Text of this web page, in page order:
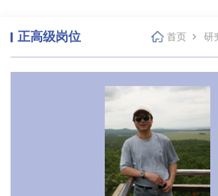
正高级岗位 首页 研